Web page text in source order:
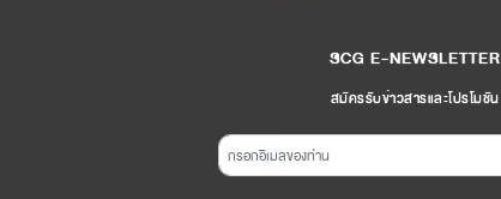
SCG E-NEWSLETTER
สมัครรับข่าวสารและโปรโมชัน